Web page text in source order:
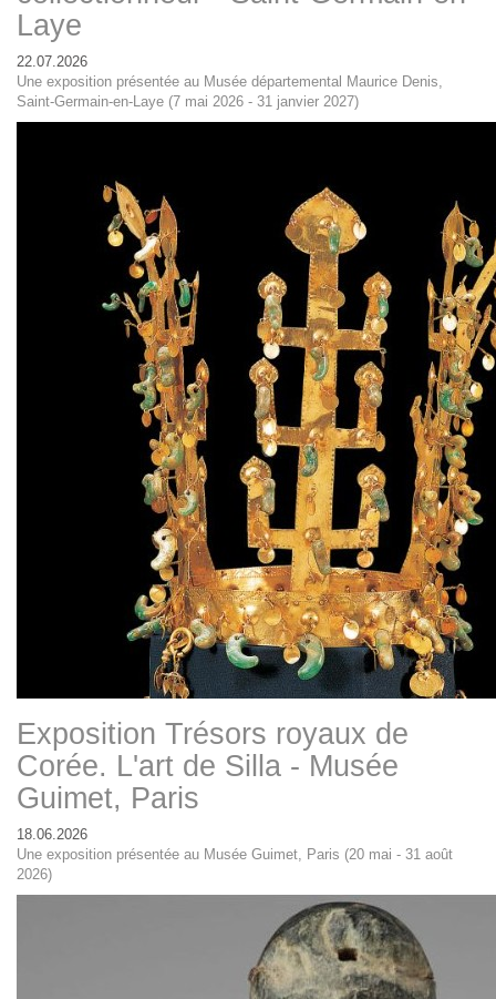
Laye
22.07.2026
Une exposition présentée au Musée départemental Maurice Denis,
Saint-Germain-en-Laye (7 mai 2026 - 31 janvier 2027)
Exposition Trésors royaux de
Corée. L'art de Silla - Musée
Guimet, Paris
18.06.2026
Une exposition présentée au Musée Guimet, Paris (20 mai - 31 août
2026)